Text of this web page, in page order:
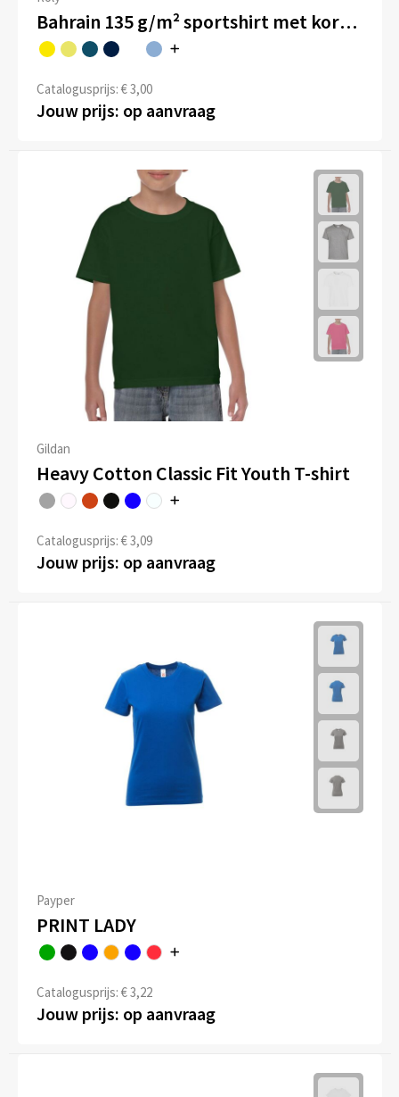
Bahrain 135 g/m² sportshirt met korte mouwen voor kinderen
Catalogusprijs: € 3,00
Jouw prijs: op aanvraag
Gildan
Heavy Cotton Classic Fit Youth T-shirt
Catalogusprijs: € 3,09
Jouw prijs: op aanvraag
Payper
PRINT LADY
Catalogusprijs: € 3,22
Jouw prijs: op aanvraag